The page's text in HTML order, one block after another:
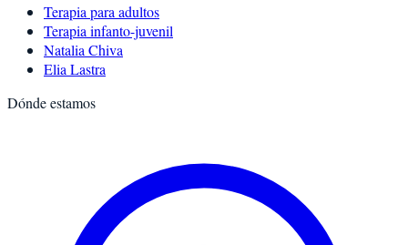
Terapia para adultos
Terapia infanto-juvenil
Natalia Chiva
Elia Lastra
Dónde estamos